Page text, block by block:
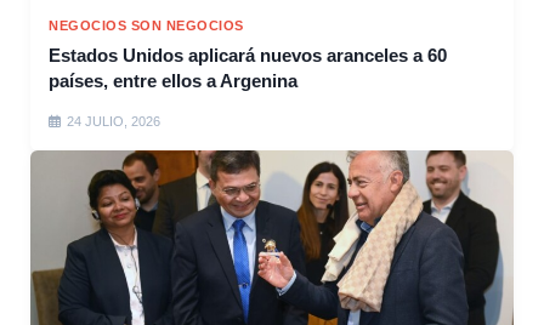
NEGOCIOS SON NEGOCIOS
Estados Unidos aplicará nuevos aranceles a 60
países, entre ellos a Argenina
24 JULIO, 2026